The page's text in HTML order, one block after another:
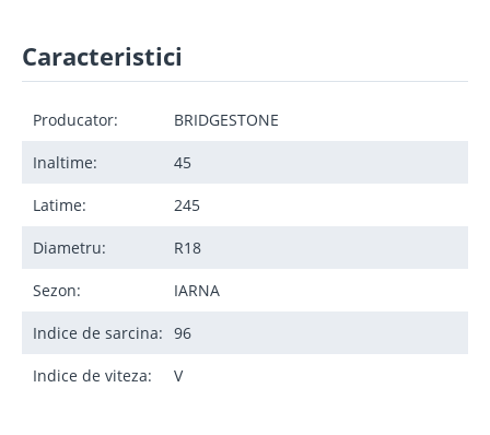
Caracteristici
Producator: BRIDGESTONE
Inaltime: 45
Latime: 245
Diametru: R18
Sezon: IARNA
Indice de sarcina: 96
Indice de viteza: V